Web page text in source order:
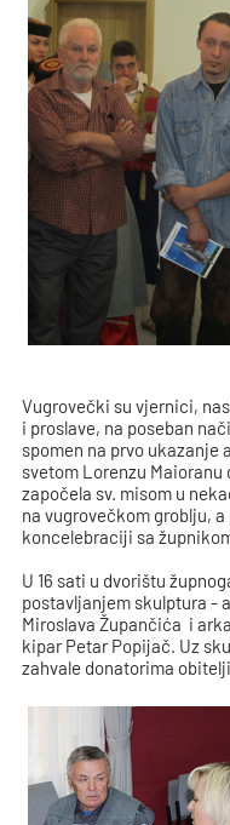
Vugrovečki su vjernici,
i proslave, na poseban
spomen na prvo ukazanje
svetom Lorenzu Maioranu
započela sv. misom u
na vugrovečkom groblju,
koncelebraciji sa
U 16 sati u dvorištu
postavljanjem skulptura -
Miroslava Župančića i
kipar Petar Popijač. Uz
zahvale donatorima